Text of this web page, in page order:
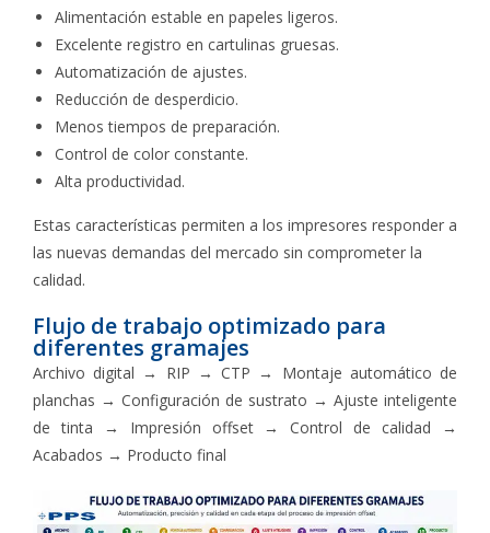
Alimentación estable en papeles ligeros.
Excelente registro en cartulinas gruesas.
Automatización de ajustes.
Reducción de desperdicio.
Menos tiempos de preparación.
Control de color constante.
Alta productividad.
Estas características permiten a los impresores responder a
las nuevas demandas del mercado sin comprometer la
calidad.
Flujo de trabajo optimizado para
diferentes gramajes
Archivo digital → RIP → CTP → Montaje automático de
planchas → Configuración de sustrato → Ajuste inteligente
de tinta → Impresión offset → Control de calidad →
Acabados → Producto final